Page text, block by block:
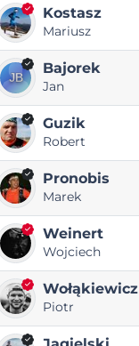
Kostasz
Mariusz
Bajorek
Jan
Guzik
Robert
Pronobis
Marek
Weinert
Wojciech
Wołąkiewicz
Piotr